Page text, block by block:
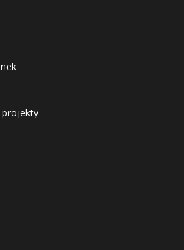
projekty